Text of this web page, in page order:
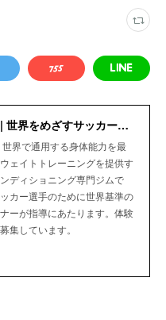
ESTADIOA S&C | 世界をめざすサッカー選手のためのStrength＆Conditioning Gym
界で通用する身体能力を最
ェイトトレーニングを提供す
ディショニング専門ジムで
カー選手のために世界基準の
ーが指導にあたります。体験
集しています。